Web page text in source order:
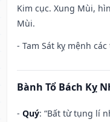
Kim cục. Xung Mùi,
Mùi.
- Tam Sát kỵ mệnh
Bành Tổ Bách Kỵ
- Quý: “Bất từ tụng lí